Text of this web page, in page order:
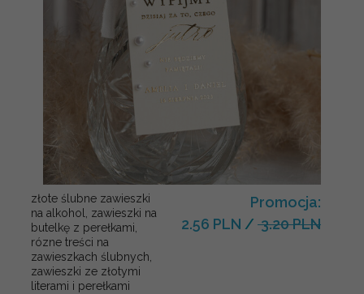
złote ślubne zawieszki
na alkohol, zawieszki na
butelkę z perełkami,
rózne treści na
zawieszkach ślubnych,
zawieszki ze złotymi
literami i perełkami
Promocja:
2.56 PLN / 3.20 PLN